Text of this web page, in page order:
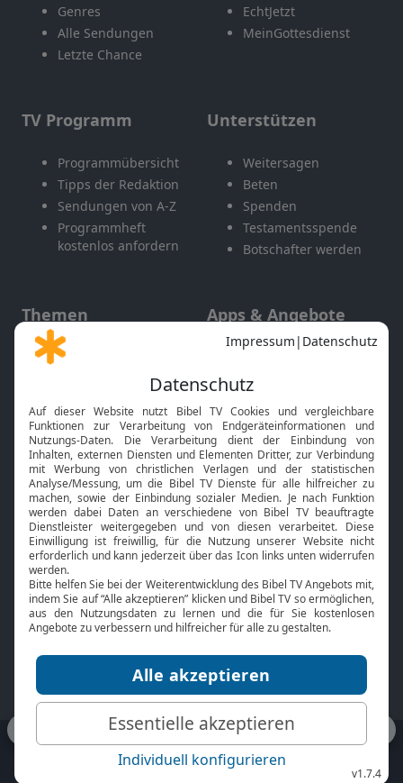
Genres
Alle Sendungen
Letzte Chance
EchtJetzt
MeinGottesdienst
TV Programm
Programmübersicht
Tipps der Redaktion
Sendungen von A-Z
Programmheft
kostenlos anfordern
Unterstützen
Weitersagen
Beten
Spenden
Testamentsspende
Botschafter werden
Themen
Gott und Bibel erklärt
Neuigkeiten
Apps & Angebote
Mobile App
Smart TV
HbbTV
Bibelthek Online-Bibel
Nächster Gottesdienst
Bibel TV
Über uns
Jobs
Mediadaten
Service
Kontakt
TV-Empfang
bibeltv.de: Impressum
Datenschutz
Nutzungsbedingungen